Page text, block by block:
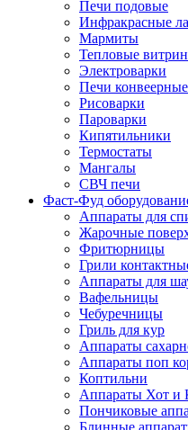
Печи подовые
Инфракрасные
Мармиты
Тепловые
Электроварки
Печи конвеерные
Рисоварки
Пароварки
Кипятильники
Термостаты
Мангалы
СВЧ печи
Фаст-Фуд
Аппараты для
Жарочные
Фритюрницы
Грили
Аппараты для
Вафельницы
Чебуречницы
Гриль для кур
Аппараты
Аппараты поп
Коптильни
Аппараты Хот и
Пончиковые
Блинные